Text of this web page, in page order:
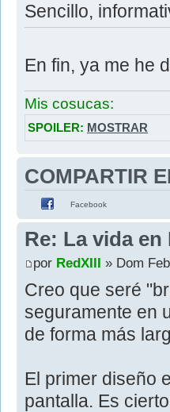
Sencillo,
En fin, ya me he
Mis cosucas:
SPOILER: MOSTRAR
COMPARTIR
Facebook
Re: La vida
por RedXIII » Dom
Creo que seré
seguramente en
de forma más
El primer diseño
pantalla. Es